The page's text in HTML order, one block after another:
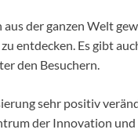
der ganzen Welt
entdecken. Es gibt
den Besuchern.
sehr positiv
der Innovation